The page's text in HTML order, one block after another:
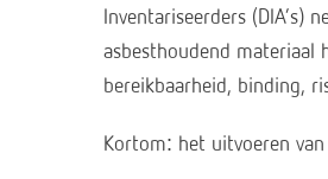
Inventariseerders
asbesthoudend materiaal
bereikbaarheid, binding,
Kortom: het uitvoeren